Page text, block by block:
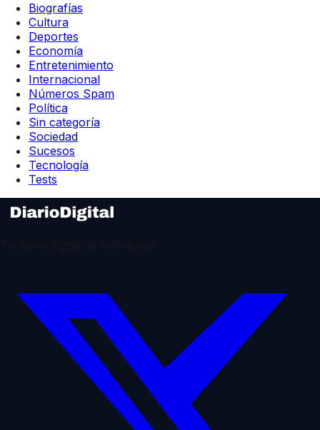
Biografías
Cultura
Deportes
Economía
Entretenimiento
Internacional
Números Spam
Política
Sin categoría
Sociedad
Sucesos
Tecnología
Tests